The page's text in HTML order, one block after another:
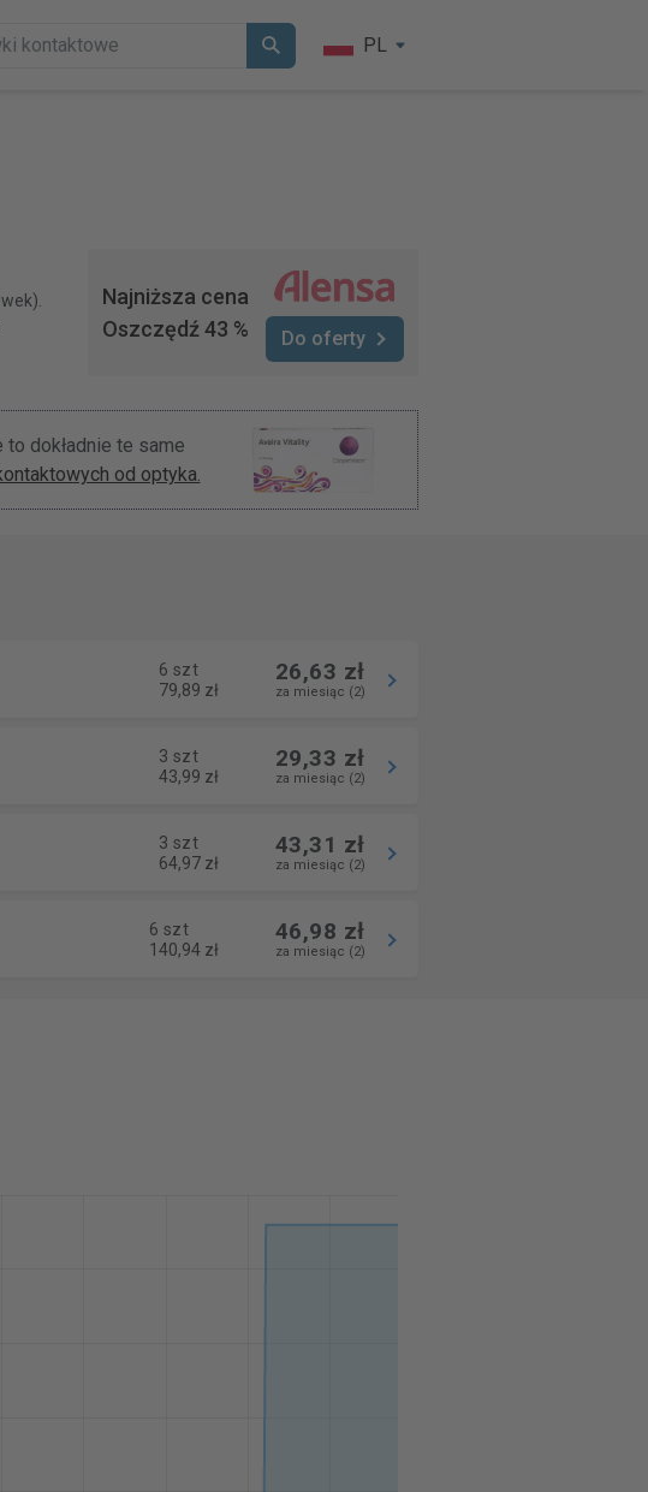
PL
Najniższa cena
Oszczędź 43 %
Do oferty
to dokładnie te same
od optyka.
6 szt
79,89 zł
26,63 zł
za miesiąc (2)
3 szt
43,99 zł
29,33 zł
za miesiąc (2)
3 szt
64,97 zł
43,31 zł
za miesiąc (2)
6 szt
140,94 zł
46,98 zł
za miesiąc (2)